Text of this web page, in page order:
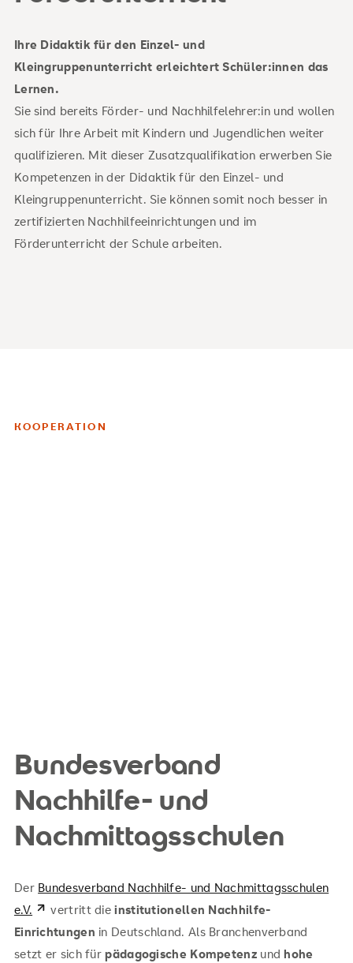
Ihre Didaktik für den Einzel- und
Kleingruppenunterricht erleichtert Schüler:innen das
Lernen.
Sie sind bereits Förder- und Nachhilfelehrer:in und wollen
sich für Ihre Arbeit mit Kindern und Jugendlichen weiter
qualifizieren. Mit dieser Zusatzqualifikation erwerben Sie
Kompetenzen in der Didaktik für den Einzel- und
Kleingruppenunterricht. Sie können somit noch besser in
zertifizierten Nachhilfeeinrichtungen und im
Förderunterricht der Schule arbeiten.
KOOPERATION
Bundesverband
Nachhilfe- und
Nachmittagsschulen
Der Bundesverband Nachhilfe- und Nachmittagsschulen
e.V.
vertritt dieinstitutionellen Nachhilfe-
Einrichtungen in Deutschland. Als Branchenverband
setzt er sich fürpädagogische Kompetenz undhohe